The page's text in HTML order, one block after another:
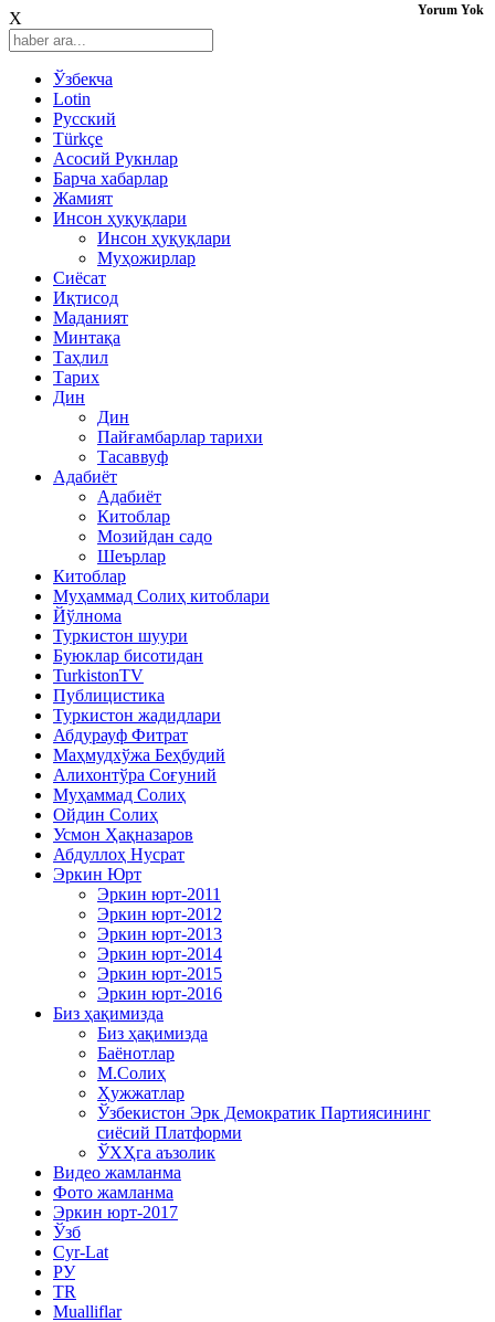
X
Ўзбекча
Lotin
Русский
Türkçe
Асосий Рукнлар
Барча хабарлар
Жамият
Инсон ҳуқуқлари
Инсон ҳуқуқлари
Муҳожирлар
Сиёсат
Иқтисод
Mаданият
Минтақа
Таҳлил
Тарих
Дин
Дин
Пайғамбарлар тарихи
Тасаввуф
Адабиёт
Адабиёт
Китоблар
Мозийдан садо
Шеърлар
Китоблар
Муҳаммад Солиҳ китоблари
Йўлнома
Туркистон шуури
Буюклар бисотидан
TurkistonTV
Публицистика
Туркистон жадидлари
Абдурауф Фитрат
Маҳмудхўжа Беҳбудий
Алихонтўра Соғуний
Муҳаммад Солиҳ
Ойдин Солиҳ
Усмон Ҳақназаров
Абдуллоҳ Нусрат
Эркин Юрт
Эркин юрт-2011
Эркин юрт-2012
Эркин юрт-2013
Эркин юрт-2014
Эркин юрт-2015
Эркин юрт-2016
Биз ҳақимизда
Биз ҳақимизда
Баёнотлар
М.Солиҳ
Ҳужжатлар
Ўзбекистон Эрк Демократик Партиясининг
сиёсий Платформи
ЎХҲга аъзолик
Видео жамланма
Фото жамланма
Эркин юрт-2017
Ўзб
Cyr-Lat
РУ
TR
Mualliflar
Yorum Yok